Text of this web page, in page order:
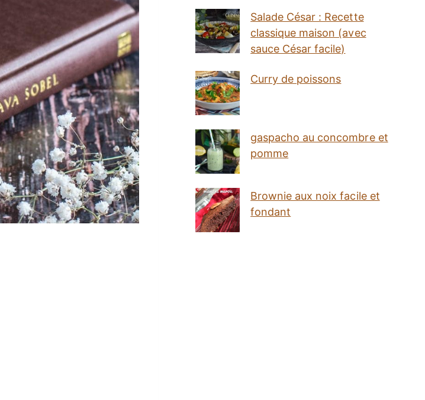
Salade César : Recette
classique maison (avec
sauce César facile)
Curry de poissons
gaspacho au concombre et
pomme
Brownie aux noix facile et
fondant